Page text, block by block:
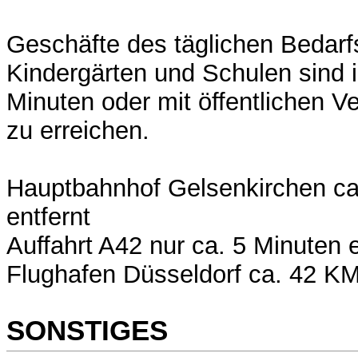
Geschäfte des täglichen
Kindergärten und Schulen sind
Minuten oder mit öffentlichen
zu erreichen.
Hauptbahnhof Gelsenkirchen
entfernt
Auffahrt A42 nur ca. 5 Minuten
Flughafen Düsseldorf ca. 42
SONSTIGES